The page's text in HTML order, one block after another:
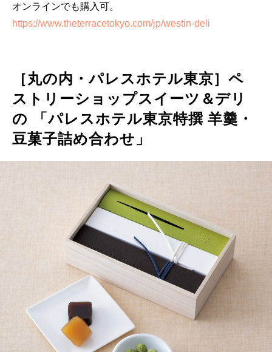
オンラインでも購入可。
https://www.theterracetokyo.com/jp/westin-deli
［丸の内・パレスホテル東京］ペ
ストリーショップスイーツ＆デリ
の 「パレスホテル東京特撰 羊羹・
豆菓子詰め合わせ」